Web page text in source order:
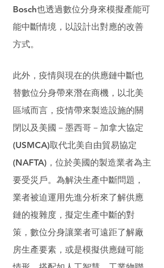
Bosch也透過數位分身來模擬產能可
能中斷情境，以設計出對應的改善
方式。
此外，疫情與現在的供應鏈中斷也
替數位分身帶來潛在商機，以北美
區域而言，疫情帶來製造設施的關
閉以及美國－墨西哥－加拿大協定
(USMCA)取代北美自由貿易協定
(NAFTA)，位於美國的製造業者為主
要受災戶。為解決生產中斷問題，
業者被迫運用先進分析來了解供應
鏈的複雜度，擬定生產中斷的對
策，數位分身讓業者可遠距了解廠
房生產要素，或是模擬供應鏈可能